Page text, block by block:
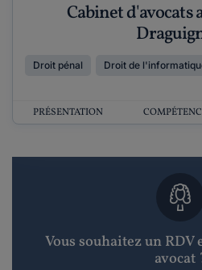
Cabinet d'avocats
Droit pénal Droit de
PRÉSENTATION
Vous souhaitez un RDV
avocat